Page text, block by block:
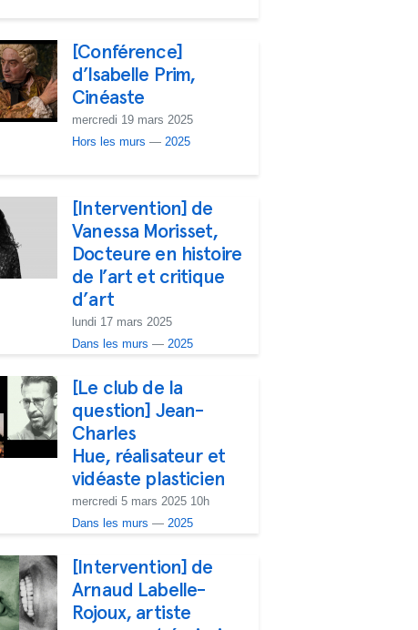
[Conférence]
d’Isabelle Prim,
Cinéaste
mercredi 19 mars 2025
Hors les murs —2025
[Intervention] de
Vanessa Morisset,
Docteure en histoire
de l’art et critique
d’art
lundi 17 mars 2025
Dans les murs —2025
[Le club de la
question] Jean-
Charles
Hue, réalisateur et
vidéaste plasticien
mercredi 5 mars 2025 10h
Dans les murs —2025
[Intervention] de
Arnaud Labelle-
Rojoux, artiste